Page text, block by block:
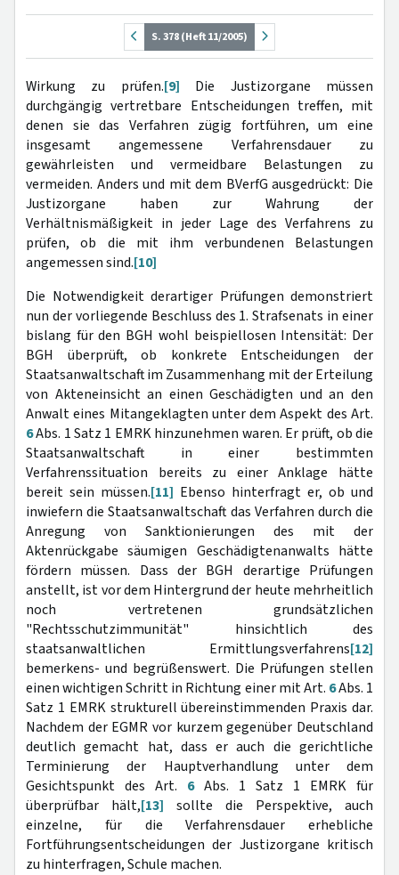
S. 378 (Heft 11/2005)
Wirkung zu prüfen.[9] Die Justizorgane müssen
durchgängig vertretbare Entscheidungen treffen, mit
denen sie das Verfahren zügig fortführen, um eine
insgesamt angemessene Verfahrensdauer zu
gewährleisten und vermeidbare Belastungen zu
vermeiden. Anders und mit dem BVerfG ausgedrückt: Die
Justizorgane haben zur Wahrung der
Verhältnismäßigkeit in jeder Lage des Verfahrens zu
prüfen, ob die mit ihm verbundenen Belastungen
angemessen sind.[10]
Die Notwendigkeit derartiger Prüfungen demonstriert
nun der vorliegende Beschluss des 1. Strafsenats in einer
bislang für den BGH wohl beispiellosen Intensität: Der
BGH überprüft, ob konkrete Entscheidungen der
Staatsanwaltschaft im Zusammenhang mit der Erteilung
von Akteneinsicht an einen Geschädigten und an den
Anwalt eines Mitangeklagten unter dem Aspekt des Art.
6Abs. 1 Satz 1 EMRK hinzunehmen waren. Er prüft, ob die
Staatsanwaltschaft in einer bestimmten
Verfahrenssituation bereits zu einer Anklage hätte
bereit sein müssen.[11] Ebenso hinterfragt er, ob und
inwiefern die Staatsanwaltschaft das Verfahren durch die
Anregung von Sanktionierungen des mit der
Aktenrückgabe säumigen Geschädigtenanwalts hätte
fördern müssen. Dass der BGH derartige Prüfungen
anstellt, ist vor dem Hintergrund der heute mehrheitlich
noch vertretenen grundsätzlichen
"Rechtsschutzimmunität" hinsichtlich des
staatsanwaltlichen Ermittlungsverfahrens[12]
bemerkens- und begrüßenswert. Die Prüfungen stellen
einen wichtigen Schritt in Richtung einer mit Art. 6Abs. 1
Satz 1 EMRK strukturell übereinstimmenden Praxis dar.
Nachdem der EGMR vor kurzem gegenüber Deutschland
deutlich gemacht hat, dass er auch die gerichtliche
Terminierung der Hauptverhandlung unter dem
Gesichtspunkt des Art. 6Abs. 1 Satz 1 EMRK für
überprüfbar hält,[13] sollte die Perspektive, auch
einzelne, für die Verfahrensdauer erhebliche
Fortführungsentscheidungen der Justizorgane kritisch
zu hinterfragen, Schule machen.